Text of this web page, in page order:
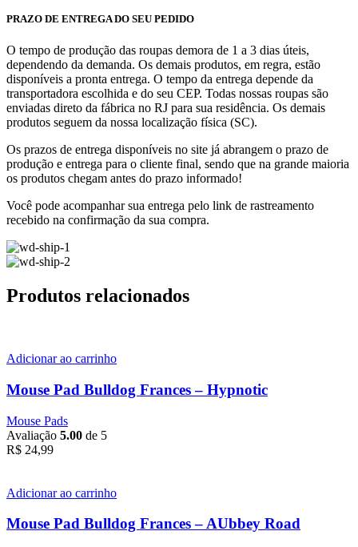
PRAZO DE ENTREGA DO SEU PEDIDO
O tempo de produção das roupas demora de 1 a 3 dias úteis,
dependendo da demanda. Os demais produtos, em regra, estão
disponíveis a pronta entrega. O tempo da entrega depende da
transportadora escolhida e do seu CEP. Todas nossas roupas são
enviadas direto da fábrica no RJ para sua residência. Os demais
produtos seguem da nossa localização física (SC).
Os prazos de entrega disponíveis no site já abrangem o prazo de
produção e entrega para o cliente final, sendo que na grande maioria
os produtos chegam antes do prazo informado!
Você pode acompanhar sua entrega pelo link de rastreamento
recebido na confirmação da sua compra.
Produtos relacionados
Adicionar ao carrinho
Mouse Pad Bulldog Frances – Hypnotic
Mouse Pads
Avaliação 5.00 de 5
R$ 24,99
Adicionar ao carrinho
Mouse Pad Bulldog Frances – AUbbey Road